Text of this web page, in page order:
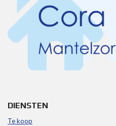
DIENSTEN
Te koop